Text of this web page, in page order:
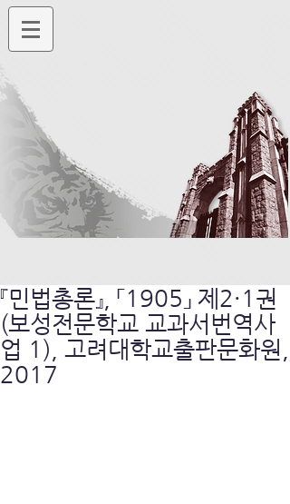
『민법총론』, 「1905」 제2·1권
(보성전문학교 교과서번역사
업 1), 고려대학교출판문화원,
2017